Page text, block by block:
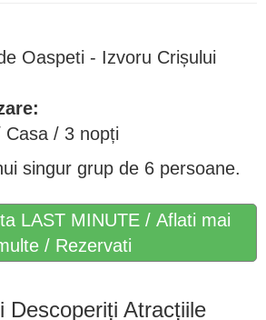
Oaspeti - Izvoru Crișului
Casa / 3 nopți
singur grup de 6 persoane.
LAST MINUTE / Aflati mai
/ Rezervati
Descoperiți Atracțiile